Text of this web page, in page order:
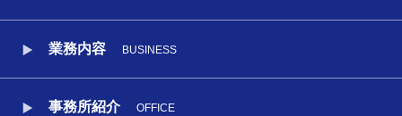
業務内容 BUSINESS
事務所紹介 OFFICE